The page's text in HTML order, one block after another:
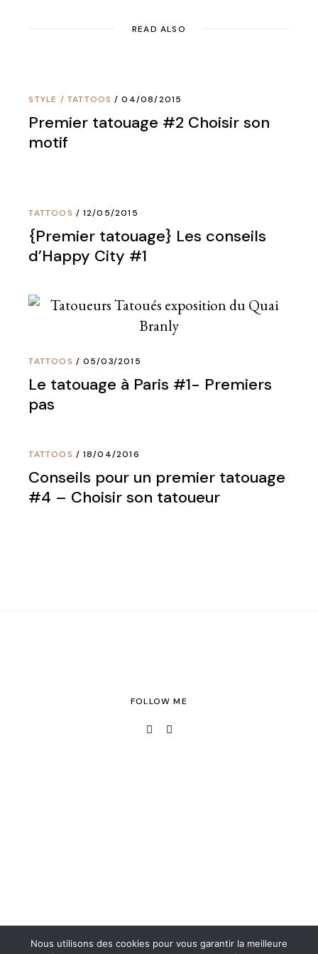
READ ALSO
STYLE / TATTOOS 04/08/2015
Premier tatouage #2 Choisir son
motif
TATTOOS 12/05/2015
{Premier tatouage} Les conseils
d’Happy City #1
TATTOOS 05/03/2015
Le tatouage à Paris #1- Premiers
pas
TATTOOS 18/04/2016
Conseils pour un premier tatouage
#4 – Choisir son tatoueur
FOLLOW ME
Nous utilisons des cookies pour vous garantir la meilleure